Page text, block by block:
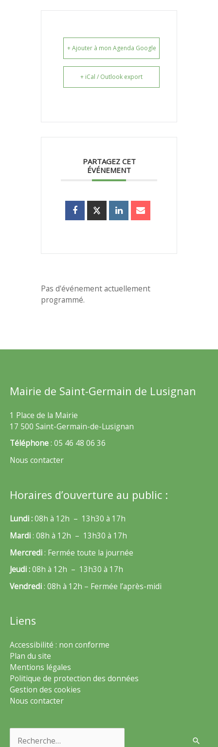
+ Ajouter à mon Agenda Google
+ iCal / Outlook export
PARTAGEZ CET
ÉVÉNEMENT
Pas d'événement actuellement
programmé.
Mairie de Saint-Germain de Lusignan
1 Place de la Mairie
17 500 Saint-Germain-de-Lusignan
Téléphone: 05 46 48 06 36
Nous contacter
Horaires d’ouverture au public :
Lundi :08h à 12h – 13h30 à 17h
Mardi: 08h à 12h – 13h30 à 17h
Mercredi: Fermée toute la journée
Jeudi :08h à 12h – 13h30 à 17h
Vendredi: 08h à 12h – Fermée l’après-midi
Liens
Accessibilité : non conforme
Plan du site
Mentions légales
Politique de protection des données
Gestion des cookies
Nous contacter